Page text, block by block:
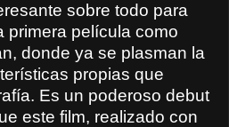
sobre todo para
primera película como
donde ya se plasman la
propias que
Es un poderoso debut
este film, realizado con